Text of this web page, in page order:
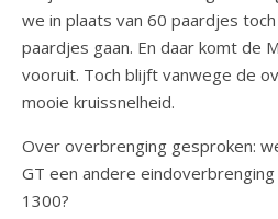
we in plaats van 60 paardjes
paardjes gaan. En daar komt de
vooruit. Toch blijft vanwege de
mooie kruissnelheid.
Over overbrenging gesproken:
GT een andere eindoverbrenging
1300?